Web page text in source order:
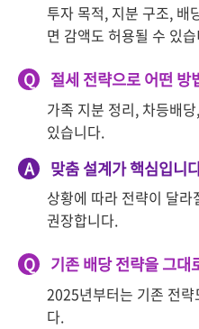
투자 목적, 지분 구조, 배
면 감액도 허용될 수 있
Q 절세 전략으로 어떤 방
가족 지분 정리, 차등배
있습니다.
A 맞춤 설계가 핵심입니
상황에 따라 전략이 달
권장합니다.
Q 기존 배당 전략을 그대
2025년부터는 기존 전
다.